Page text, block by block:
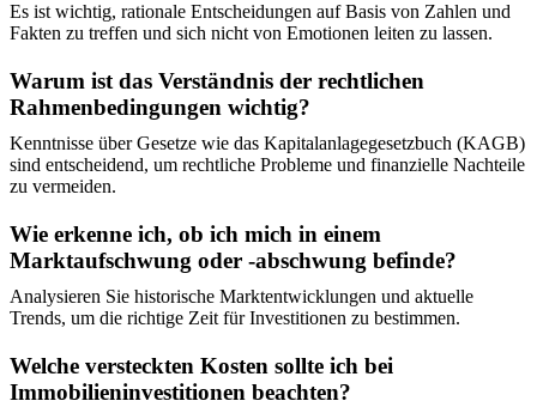
Es ist wichtig, rationale Entscheidungen auf Basis von Zahlen und
Fakten zu treffen und sich nicht von Emotionen leiten zu lassen.
Warum ist das Verständnis der rechtlichen
Rahmenbedingungen wichtig?
Kenntnisse über Gesetze wie das Kapitalanlagegesetzbuch (KAGB)
sind entscheidend, um rechtliche Probleme und finanzielle Nachteile
zu vermeiden.
Wie erkenne ich, ob ich mich in einem
Marktaufschwung oder -abschwung befinde?
Analysieren Sie historische Marktentwicklungen und aktuelle
Trends, um die richtige Zeit für Investitionen zu bestimmen.
Welche versteckten Kosten sollte ich bei
Immobilieninvestitionen beachten?